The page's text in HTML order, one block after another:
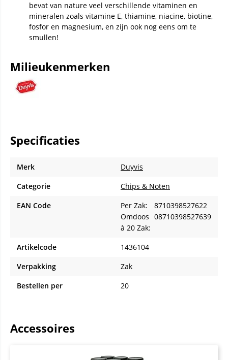
bevat van nature veel verschillende vitaminen en
mineralen zoals vitamine E, thiamine, niacine, biotine,
fosfor en magnesium, en zijn ook nog eens om te
smullen!
Milieukenmerken
Specificaties
Merk
Duyvis
Categorie
Chips & Noten
EAN Code
Per Zak:
8710398527622
Omdoos
à 20 Zak:
08710398527639
Artikelcode
1436104
Verpakking
Zak
Bestellen per
20
Accessoires